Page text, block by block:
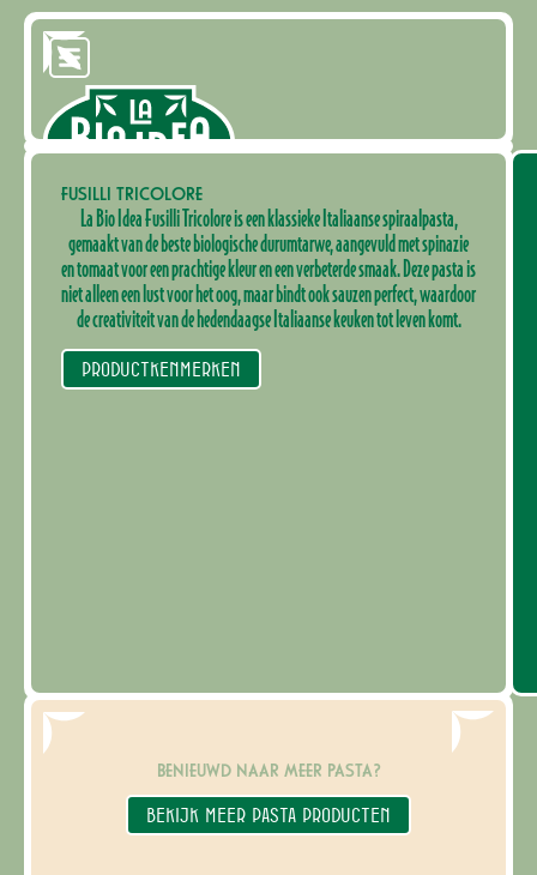
FUSILLI TRICOLORE
La Bio Idea Fusilli Tricolore is een klassieke Italiaanse spiraalpasta,
gemaakt van de beste biologische durumtarwe, aangevuld met spinazie
en tomaat voor een prachtige kleur en een verbeterde smaak. Deze pasta is
niet alleen een lust voor het oog, maar bindt ook sauzen perfect, waardoor
de creativiteit van de hedendaagse Italiaanse keuken tot leven komt.
PRODUCTKENMERKEN
BENIEUWD NAAR MEER PASTA?
BEKIJK MEER PASTA PRODUCTEN